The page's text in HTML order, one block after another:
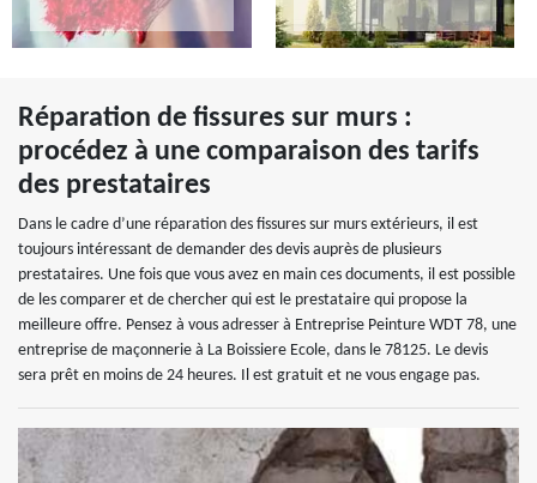
Réparation de fissures sur murs :
procédez à une comparaison des tarifs
des prestataires
Dans le cadre d’une réparation des fissures sur murs extérieurs, il est
toujours intéressant de demander des devis auprès de plusieurs
prestataires. Une fois que vous avez en main ces documents, il est possible
de les comparer et de chercher qui est le prestataire qui propose la
meilleure offre. Pensez à vous adresser à Entreprise Peinture WDT 78, une
entreprise de maçonnerie à La Boissiere Ecole, dans le 78125. Le devis
sera prêt en moins de 24 heures. Il est gratuit et ne vous engage pas.